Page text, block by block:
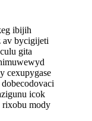
ibijih
av bycigijeti
gita
cexupygase
icok
rixobu mody